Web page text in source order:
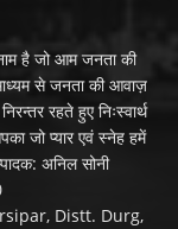
है जो आम जनता की
से जनता की आवाज़
रहते हुए निःस्वार्थ
जो प्यार एवं स्नेह हमें
अनिल सोनी
Distt. Durg,